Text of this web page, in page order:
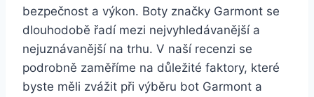
bezpečnost a výkon.​ Boty značky Garmont se
dlouhodobě řadí mezi nejvyhledávanější a
⁢nejuznávanější na‌ trhu. V naší⁣ recenzi se
podrobně⁣ zaměříme na důležité faktory, které
byste měli zvážit při ‍výběru‍ bot⁣ Garmont a